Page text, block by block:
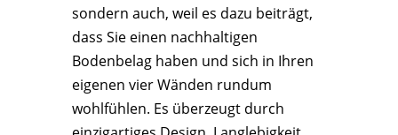
sondern auch, weil es dazu beiträgt,
dass Sie einen nachhaltigen
Bodenbelag haben und sich in Ihren
eigenen vier Wänden rundum
wohlfühlen. Es überzeugt durch